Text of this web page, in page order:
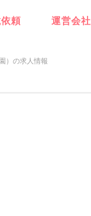
頼 運営会社
）の求人情報